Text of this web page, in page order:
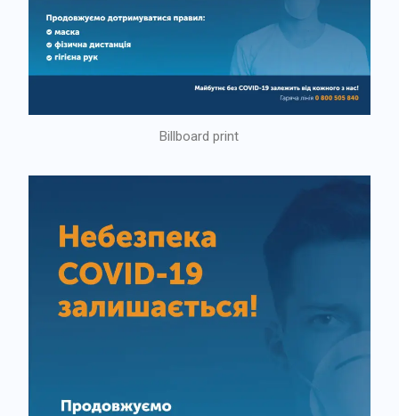
Billboard print